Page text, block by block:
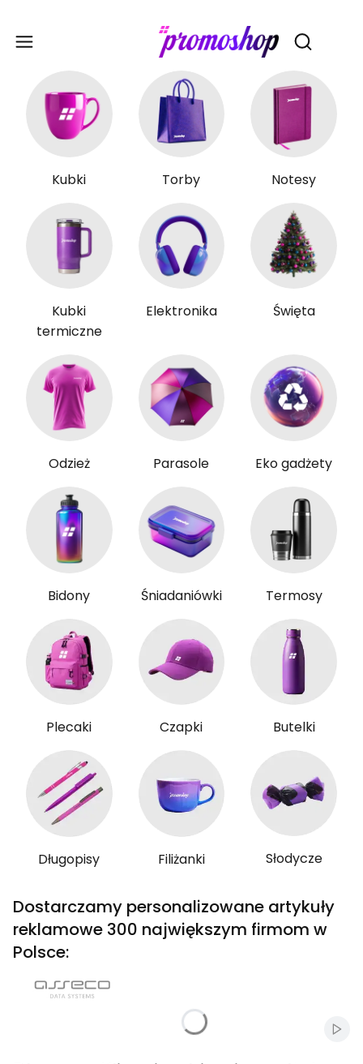
Otwórz
Kubki Torby Notesy
Kubki
termiczne
Elektronika Święta
Odzież Parasole Eko gadżety
Bidony Śniadaniówki Termosy
Plecaki Czapki Butelki
Długopisy Filiżanki Słodycze
Dostarczamy personalizowane artykuły
reklamowe 300 największym firmom w
Polsce: